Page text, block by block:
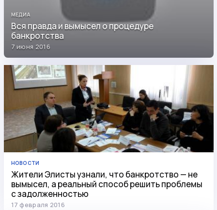
МЕДИА
Вся правда и вымысел о процедуре
банкротства
7 июня 2016
НОВОСТИ
Жители Элисты узнали, что банкротство — не
вымысел, а реальный способ решить проблемы
с задолженностью
17 февраля 2016